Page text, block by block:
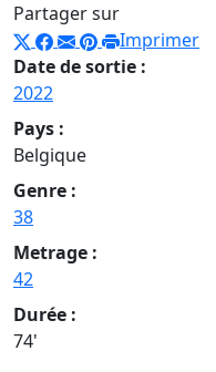
Partager sur
Imprimer
Date de sortie :
2022
Pays :
Belgique
Genre :
38
Metrage :
42
Durée :
74'